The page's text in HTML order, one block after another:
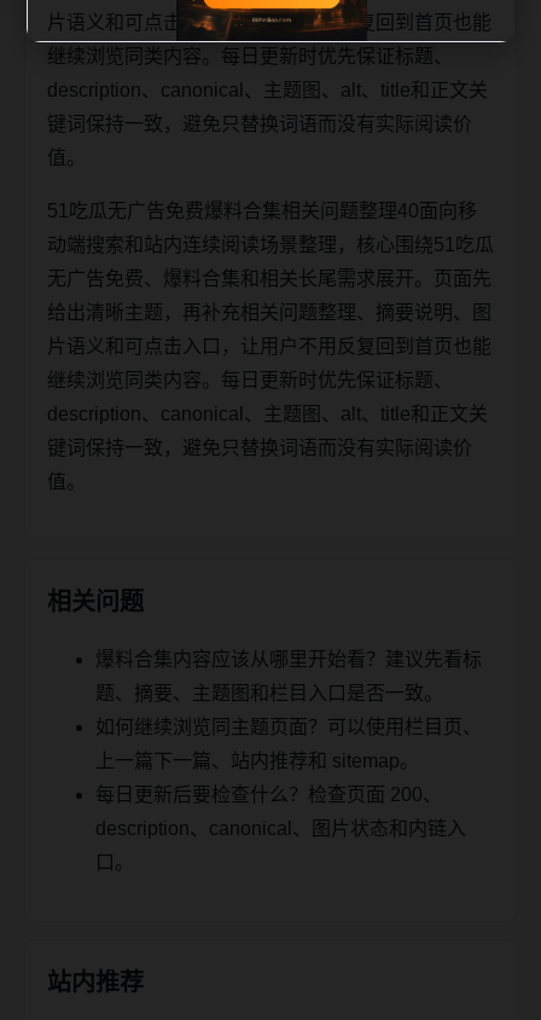
片语义和可点击入口，让用户不用反复回到首页也能
继续浏览同类内容。每日更新时优先保证标题、
description、canonical、主题图、alt、title和正文关
键词保持一致，避免只替换词语而没有实际阅读价
值。
51吃瓜无广告免费爆料合集相关问题整理40面向移
动端搜索和站内连续阅读场景整理，核心围绕51吃瓜
无广告免费、爆料合集和相关长尾需求展开。页面先
给出清晰主题，再补充相关问题整理、摘要说明、图
片语义和可点击入口，让用户不用反复回到首页也能
继续浏览同类内容。每日更新时优先保证标题、
description、canonical、主题图、alt、title和正文关
键词保持一致，避免只替换词语而没有实际阅读价
值。
相关问题
爆料合集内容应该从哪里开始看？建议先看标
题、摘要、主题图和栏目入口是否一致。
如何继续浏览同主题页面？可以使用栏目页、
上一篇下一篇、站内推荐和 sitemap。
每日更新后要检查什么？检查页面 200、
description、canonical、图片状态和内链入
口。
站内推荐